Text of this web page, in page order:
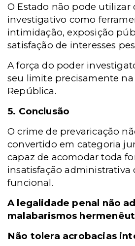
O Estado não pode utilizar
investigativo como
intimidação, exposição
satisfação de interesses
A força do poder
seu limite precisamente
República.
5. Conclusão
O crime de prevaricação
convertido em categoria
capaz de acomodar toda
insatisfação administrativa
funcional.
A legalidade penal não
malabarismos
Não tolera acrobacias